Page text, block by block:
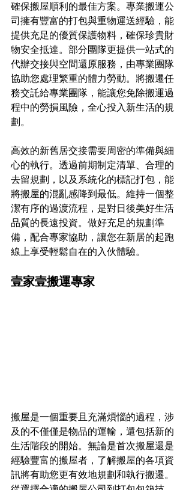
確保搬屋順利的最佳方案。專業搬運公
司擁有豐富的打包與重物運送經驗，能
提供充足的優質保護物料，確保珍貴財
物安全抵達。部分團隊更提供一站式的
代辦交接與空間還原服務，由專業團隊
協助您處理繁重的體力勞動。將搬遷任
務交託給專業團隊，能讓您免除搬運過
程中的勞損風險，全心投入新生活的規
劃。
高效的新舊居交接需要周密的準備與細
心的執行。透過前期制定清單、合理的
去留規劃，以及系統化的標記打包，能
將搬屋的混亂感降到最低。維持一個整
潔有序的過渡流程，是對日後美好生活
品質的長遠投資。做好充足的規劃準
備，配合專家協助，讓您在新居的起跑
線上享受輕鬆自在的入伙體驗。
壹家壹搬運專家
搬屋是一個重要且充滿煩惱的過程，涉
及的不僅僅是物品的運輸，還包括新的
生活階段的開始。無論是首次搬屋還是
經驗豐富的搬屋者，了解搬屋的各項資
訊將有助您更有效地規劃和執行搬遷。